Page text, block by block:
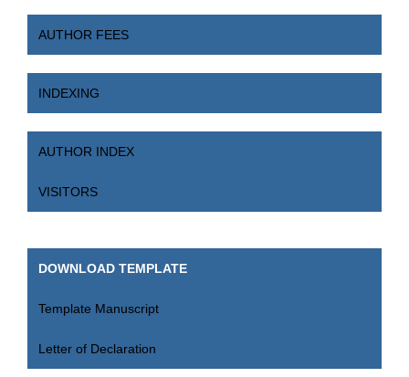
AUTHOR FEES
INDEXING
AUTHOR INDEX
VISITORS
DOWNLOAD TEMPLATE
Template Manuscript
Letter of Declaration